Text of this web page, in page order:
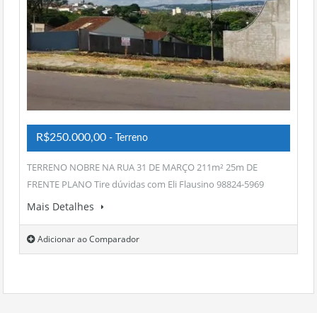
R$250.000,00 - Terreno
TERRENO NOBRE NA RUA 31 DE MARÇO 211m² 25m DE
FRENTE PLANO Tire dúvidas com Eli Flausino 98824-5969
Mais Detalhes
Adicionar ao Comparador